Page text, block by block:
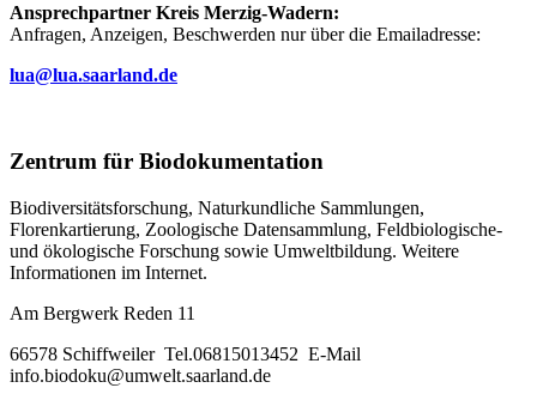
Ansprechpartner Kreis Merzig-Wadern:
Anfragen, Anzeigen, Beschwerden nur über die Emailadresse:
lua@lua.saarland.de
Zentrum für Biodokumentation
Biodiversitätsforschung, Naturkundliche Sammlungen,
Florenkartierung, Zoologische Datensammlung, Feldbiologische-
und ökologische Forschung sowie Umweltbildung. Weitere
Informationen im Internet.
Am Bergwerk Reden 11
66578 Schiffweiler Tel.06815013452 E-Mail
info.biodoku@umwelt.saarland.de